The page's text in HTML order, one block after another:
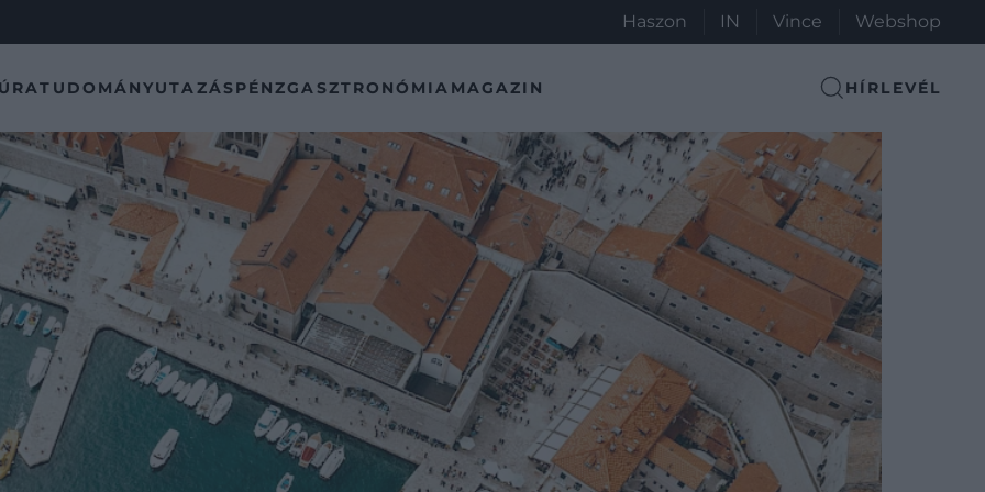
Haszon IN Vince Webshop
TUDOMÁNYUTAZÁSPÉNZGASZTRONÓMIA MAGAZIN HÍRLEVÉL